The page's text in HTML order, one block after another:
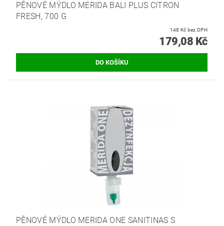
PĚNOVÉ MÝDLO MERIDA BALI PLUS CITRON
FRESH, 700 G
148 Kč bez DPH
179,08 Kč
PĚNOVÉ MÝDLO MERIDA ONE SANITINAS S